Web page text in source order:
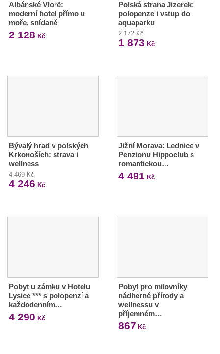
Albánské Vlorë:
moderní hotel přímo u
moře, snídaně
2 128 Kč
Polská strana Jizerek:
polopenze i vstup do
aquaparku
2 172 Kč
1 873 Kč
Bývalý hrad v polských
Krkonoších: strava i
wellness
4 469 Kč
4 246 Kč
Jižní Morava: Lednice v
Penzionu Hippoclub s
romantickou…
4 491 Kč
Pobyt u zámku v Hotelu
Lysice *** s polopenzí a
každodenním…
4 290 Kč
Pobyt pro milovníky
nádherné přírody a
wellnessu v
příjemném…
867 Kč